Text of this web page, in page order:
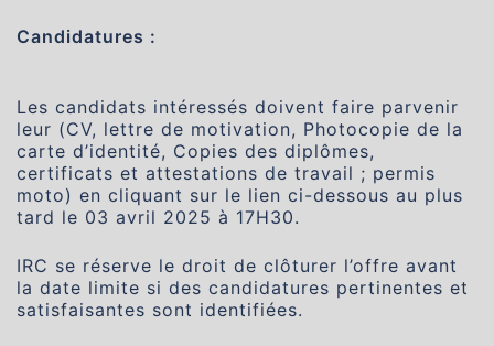
Candidatures :
Les candidats intéressés doivent faire parvenir
leur (CV, lettre de motivation, Photocopie de la
carte d’identité, Copies des diplômes,
certificats et attestations de travail ; permis
moto) en cliquant sur le lien ci-dessous au plus
tard le 03 avril 2025 à 17H30.
IRC se réserve le droit de clôturer l’offre avant
la date limite si des candidatures pertinentes et
satisfaisantes sont identifiées.